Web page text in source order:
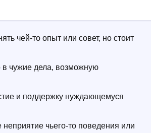
чей-то опыт или совет, но стоит
в чужие дела, возможную
и поддержку нуждающемуся
чьего-то поведения или